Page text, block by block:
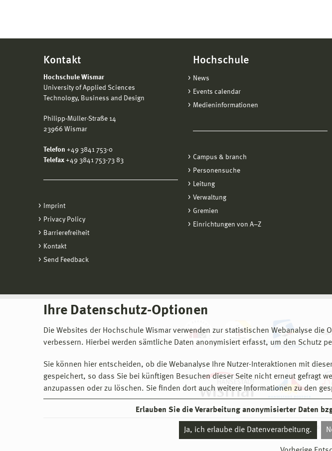
Ihre Datenschutz-Optionen
Die Websites der Hochschule Wismar verwenden zur statistischen Webanalyse die
verbessern. Hierbei werden sämtliche Daten anonymisiert erfasst, um den Schutz
Sie können hier entscheiden, ob die Webanalyse Ihre Nutzer-Interaktionen mit
gespeichert, so dass Sie bei künftigen Besuchen dieser Seite nicht erneut gefragt
anzupassen oder zu löschen. Sie finden dort auch weitere Informationen zu den
Erlauben Sie die Verarbeitung anonymisierter Daten
Ja, ich erlaube die Datenverarbeitung.
Kontakt
Hochschule Wismar
University of Applied Sciences
Technology, Business and Design
Philipp-Müller-Straße 14
23966 Wismar
Telefon +49 3841 753-0
Telefax +49 3841 753-73 83
Imprint
Privacy Policy
Barrierefreiheit
Kontakt
Send Feedback
Hochschule
News
Events calendar
Medieninformationen
Campus & branch
Personensuche
Leitung
Verwaltung
Gremien
Einrichtungen von A−Z
© 2026